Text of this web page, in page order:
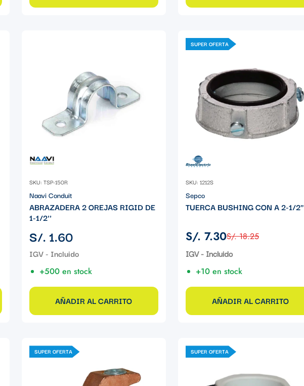
SKU: TSP-150R
Naavi Conduit
ABRAZADERA 2 OREJAS RIGID DE
1-1/2''
Precio
regular
S/. 1.60
+500 en stock
AÑADIR AL CARRITO
SUPER OFERTA
SKU: 1212S
Sepco
TUERCA BUSHING CON A 2-1/2"
Precio
de
S/. 7.30
Precio
regular
S/. 18.25
IGV - Incluido
+10 en stock
AÑADIR AL CARRITO
SUPER OFERTA SUPER OFERTA